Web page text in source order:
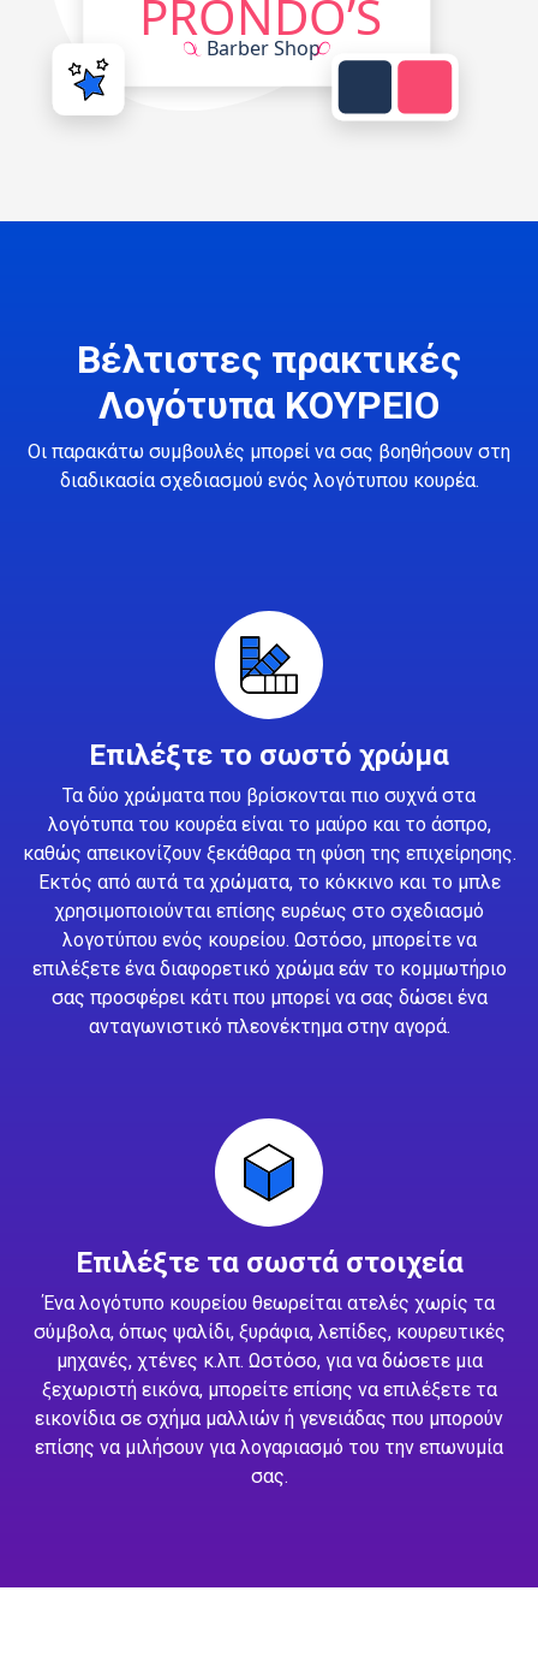
Βέλτιστες πρακτικές
Λογότυπα ΚΟΥΡΕΙΟ
Οι παρακάτω συμβουλές μπορεί να σας βοηθήσουν στη
διαδικασία σχεδιασμού ενός λογότυπου κουρέα.
Επιλέξτε το σωστό χρώμα
Τα δύο χρώματα που βρίσκονται πιο συχνά στα
λογότυπα του κουρέα είναι το μαύρο και το άσπρο,
καθώς απεικονίζουν ξεκάθαρα τη φύση της επιχείρησης.
Εκτός από αυτά τα χρώματα, το κόκκινο και το μπλε
χρησιμοποιούνται επίσης ευρέως στο σχεδιασμό
λογοτύπου ενός κουρείου. Ωστόσο, μπορείτε να
επιλέξετε ένα διαφορετικό χρώμα εάν το κομμωτήριο
σας προσφέρει κάτι που μπορεί να σας δώσει ένα
ανταγωνιστικό πλεονέκτημα στην αγορά.
Επιλέξτε τα σωστά στοιχεία
Ένα λογότυπο κουρείου θεωρείται ατελές χωρίς τα
σύμβολα, όπως ψαλίδι, ξυράφια, λεπίδες, κουρευτικές
μηχανές, χτένες κ.λπ. Ωστόσο, για να δώσετε μια
ξεχωριστή εικόνα, μπορείτε επίσης να επιλέξετε τα
εικονίδια σε σχήμα μαλλιών ή γενειάδας που μπορούν
επίσης να μιλήσουν για λογαριασμό του την επωνυμία
σας.